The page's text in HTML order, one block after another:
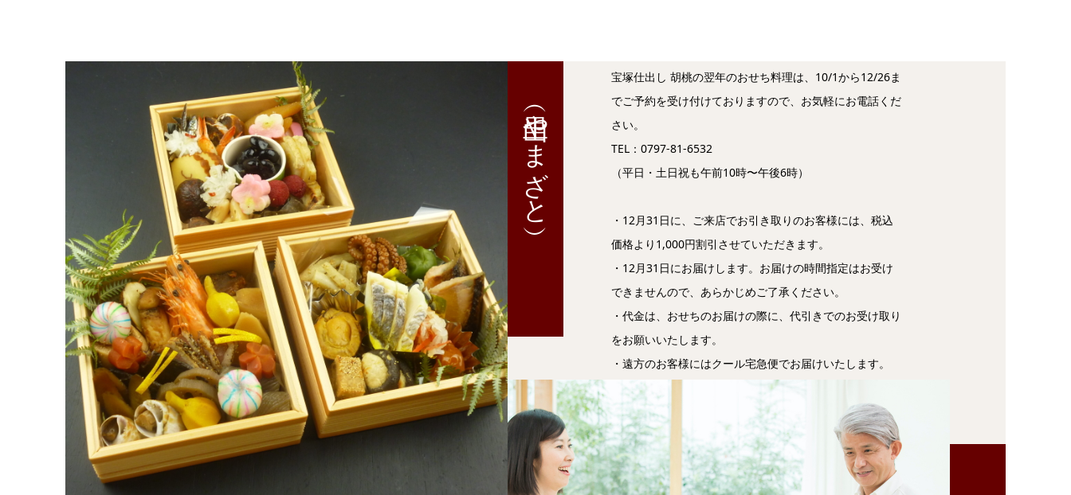
山里（やまざと）
宝塚仕出し 胡桃の翌年のおせち料理は、10/1から12/26ま
でご予約を受け付けておりますので、お気軽にお電話くだ
さい。
TEL：0797-81-6532
（平日・土日祝も午前10時〜午後6時）
・12月31日に、ご来店でお引き取りのお客様には、税込
価格より1,000円割引させていただきます。
・12月31日にお届けします。お届けの時間指定はお受け
できませんので、あらかじめご了承ください。
・代金は、おせちのお届けの際に、代引きでのお受け取り
をお願いいたします。
・遠方のお客様にはクール宅急便でお届けいたします。